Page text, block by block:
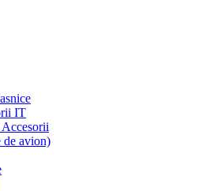
IT
de avion)